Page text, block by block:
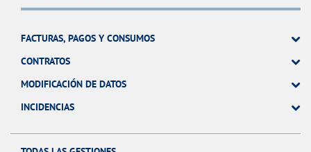
FACTURAS, PAGOS Y CONSUMOS
CONTRATOS
MODIFICACIÓN DE DATOS
INCIDENCIAS